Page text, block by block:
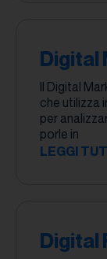
Digital
Il Digital
che utilizza
per
porle in
LEGGI
Digital